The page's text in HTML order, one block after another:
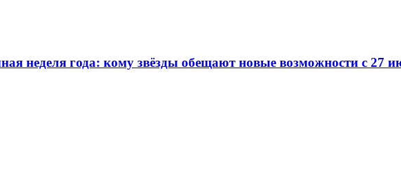
неделя года: кому звёзды обещают новые возможности с 27